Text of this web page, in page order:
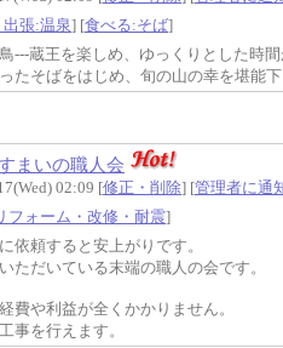
張:温泉] [食べる:そば]
---蔵王を楽しめ、ゆっくりとした時
たそばをはじめ、旬の山の幸を堪能
まいの職人会
02:09 [修正・削除] [管理者に通
フォーム・改修・耐震]
依頼すると安上がりです。
ただいている末端の職人の会です。
費や利益が全くかかりません。
事を行えます。